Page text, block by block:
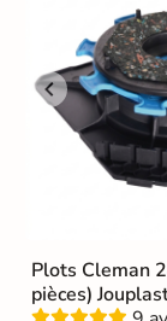
Résistant au
Pose
Plots Cleman
pièces)